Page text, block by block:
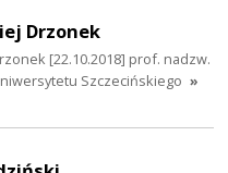
Drzonek
[22.10.2018] prof. nadzw.
Szczecińskiego »